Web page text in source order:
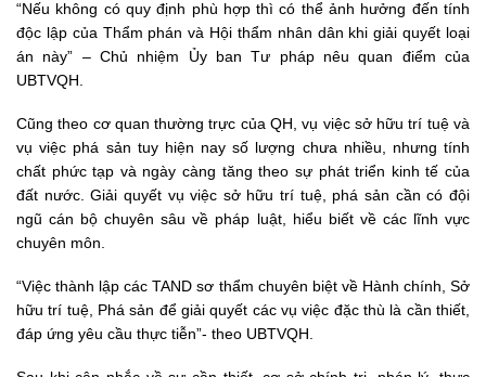
“Nếu không có quy định phù hợp thì có thể ảnh hưởng đến tính
độc lập của Thẩm phán và Hội thẩm nhân dân khi giải quyết loại
án này” – Chủ nhiệm Ủy ban Tư pháp nêu quan điểm của
UBTVQH.
Cũng theo cơ quan thường trực của QH, vụ việc sở hữu trí tuệ và
vụ việc phá sản tuy hiện nay số lượng chưa nhiều, nhưng tính
chất phức tạp và ngày càng tăng theo sự phát triển kinh tế của
đất nước. Giải quyết vụ việc sở hữu trí tuệ, phá sản cần có đội
ngũ cán bộ chuyên sâu về pháp luật, hiểu biết về các lĩnh vực
chuyên môn.
“Việc thành lập các TAND sơ thẩm chuyên biệt về Hành chính, Sở
hữu trí tuệ, Phá sản để giải quyết các vụ việc đặc thù là cần thiết,
đáp ứng yêu cầu thực tiễn”- theo UBTVQH.